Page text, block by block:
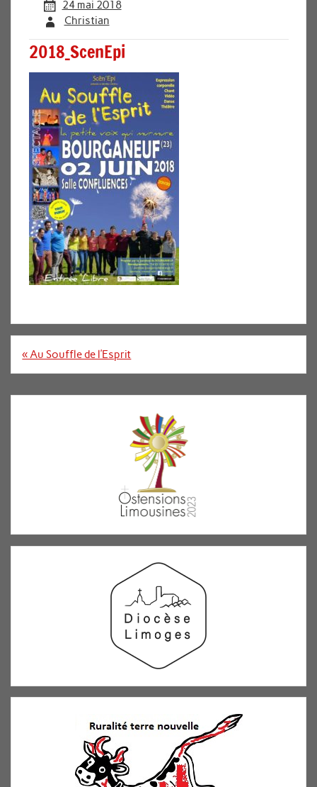
24 mai 2018
Christian
2018_ScenEpi
Navigation
« Au Souffle de l’Esprit